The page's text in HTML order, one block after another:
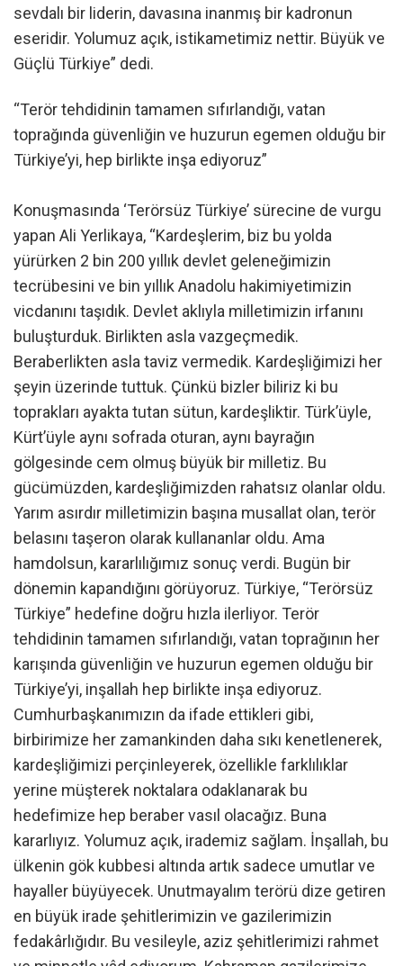
sevdalı bir liderin, davasına inanmış bir kadronun
eseridir. Yolumuz açık, istikametimiz nettir. Büyük ve
Güçlü Türkiye” dedi.
“Terör tehdidinin tamamen sıfırlandığı, vatan
toprağında güvenliğin ve huzurun egemen olduğu bir
Türkiye’yi, hep birlikte inşa ediyoruz”
Konuşmasında ‘Terörsüz Türkiye’ sürecine de vurgu
yapan Ali Yerlikaya, “Kardeşlerim, biz bu yolda
yürürken 2 bin 200 yıllık devlet geleneğimizin
tecrübesini ve bin yıllık Anadolu hakimiyetimizin
vicdanını taşıdık. Devlet aklıyla milletimizin irfanını
buluşturduk. Birlikten asla vazgeçmedik.
Beraberlikten asla taviz vermedik. Kardeşliğimizi her
şeyin üzerinde tuttuk. Çünkü bizler biliriz ki bu
toprakları ayakta tutan sütun, kardeşliktir. Türk’üyle,
Kürt’üyle aynı sofrada oturan, aynı bayrağın
gölgesinde cem olmuş büyük bir milletiz. Bu
gücümüzden, kardeşliğimizden rahatsız olanlar oldu.
Yarım asırdır milletimizin başına musallat olan, terör
belasını taşeron olarak kullananlar oldu. Ama
hamdolsun, kararlılığımız sonuç verdi. Bugün bir
dönemin kapandığını görüyoruz. Türkiye, “Terörsüz
Türkiye” hedefine doğru hızla ilerliyor. Terör
tehdidinin tamamen sıfırlandığı, vatan toprağının her
karışında güvenliğin ve huzurun egemen olduğu bir
Türkiye’yi, inşallah hep birlikte inşa ediyoruz.
Cumhurbaşkanımızın da ifade ettikleri gibi,
birbirimize her zamankinden daha sıkı kenetlenerek,
kardeşliğimizi perçinleyerek, özellikle farklılıklar
yerine müşterek noktalara odaklanarak bu
hedefimize hep beraber vasıl olacağız. Buna
kararlıyız. Yolumuz açık, irademiz sağlam. İnşallah, bu
ülkenin gök kubbesi altında artık sadece umutlar ve
hayaller büyüyecek. Unutmayalım terörü dize getiren
en büyük irade şehitlerimizin ve gazilerimizin
fedakârlığıdır. Bu vesileyle, aziz şehitlerimizi rahmet